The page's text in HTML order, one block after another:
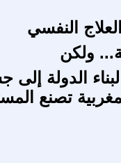
النفسي
ولكن
الدولة إلى
تصنع